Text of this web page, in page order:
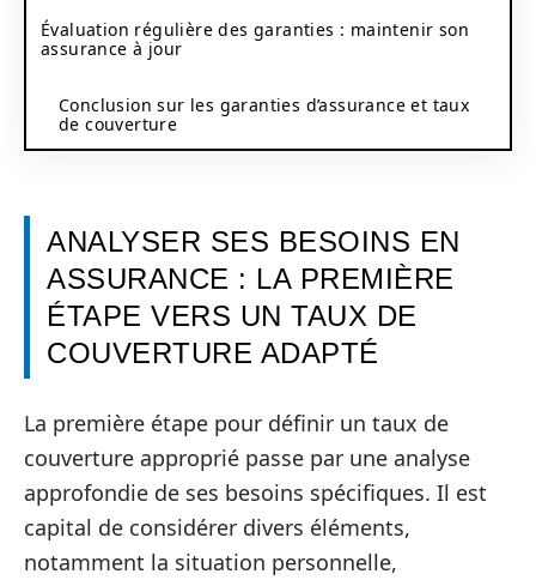
Évaluation régulière des garanties : maintenir son
assurance à jour
Conclusion sur les garanties d’assurance et taux
de couverture
ANALYSER SES BESOINS EN
ASSURANCE : LA PREMIÈRE
ÉTAPE VERS UN TAUX DE
COUVERTURE ADAPTÉ
La première étape pour définir un taux de
couverture approprié passe par une analyse
approfondie de ses besoins spécifiques. Il est
capital de considérer divers éléments,
notamment la situation personnelle,